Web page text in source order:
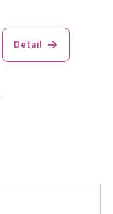
Detail